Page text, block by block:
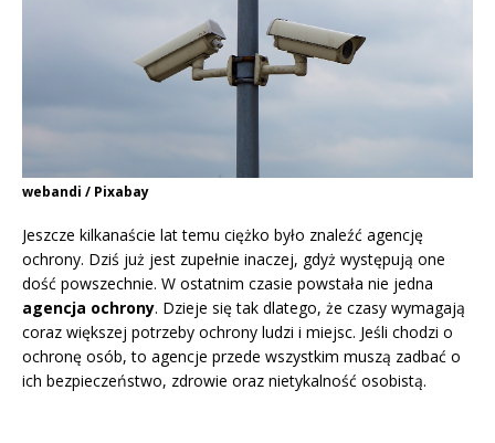
webandi / Pixabay
Jeszcze kilkanaście lat temu ciężko było znaleźć agencję
ochrony. Dziś już jest zupełnie inaczej, gdyż występują one
dość powszechnie. W ostatnim czasie powstała nie jedna
agencja ochrony. Dzieje się tak dlatego, że czasy wymagają
coraz większej potrzeby ochrony ludzi i miejsc. Jeśli chodzi o
ochronę osób, to agencje przede wszystkim muszą zadbać o
ich bezpieczeństwo, zdrowie oraz nietykalność osobistą.